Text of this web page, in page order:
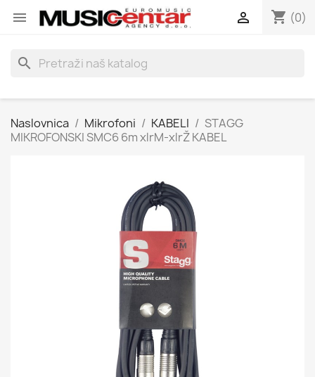
 shopping_cart (0)

search
Naslovnica Mikrofoni KABELI
STAGG
MIKROFONSKI SMC6 6m xlrM-xlrŽ KABEL